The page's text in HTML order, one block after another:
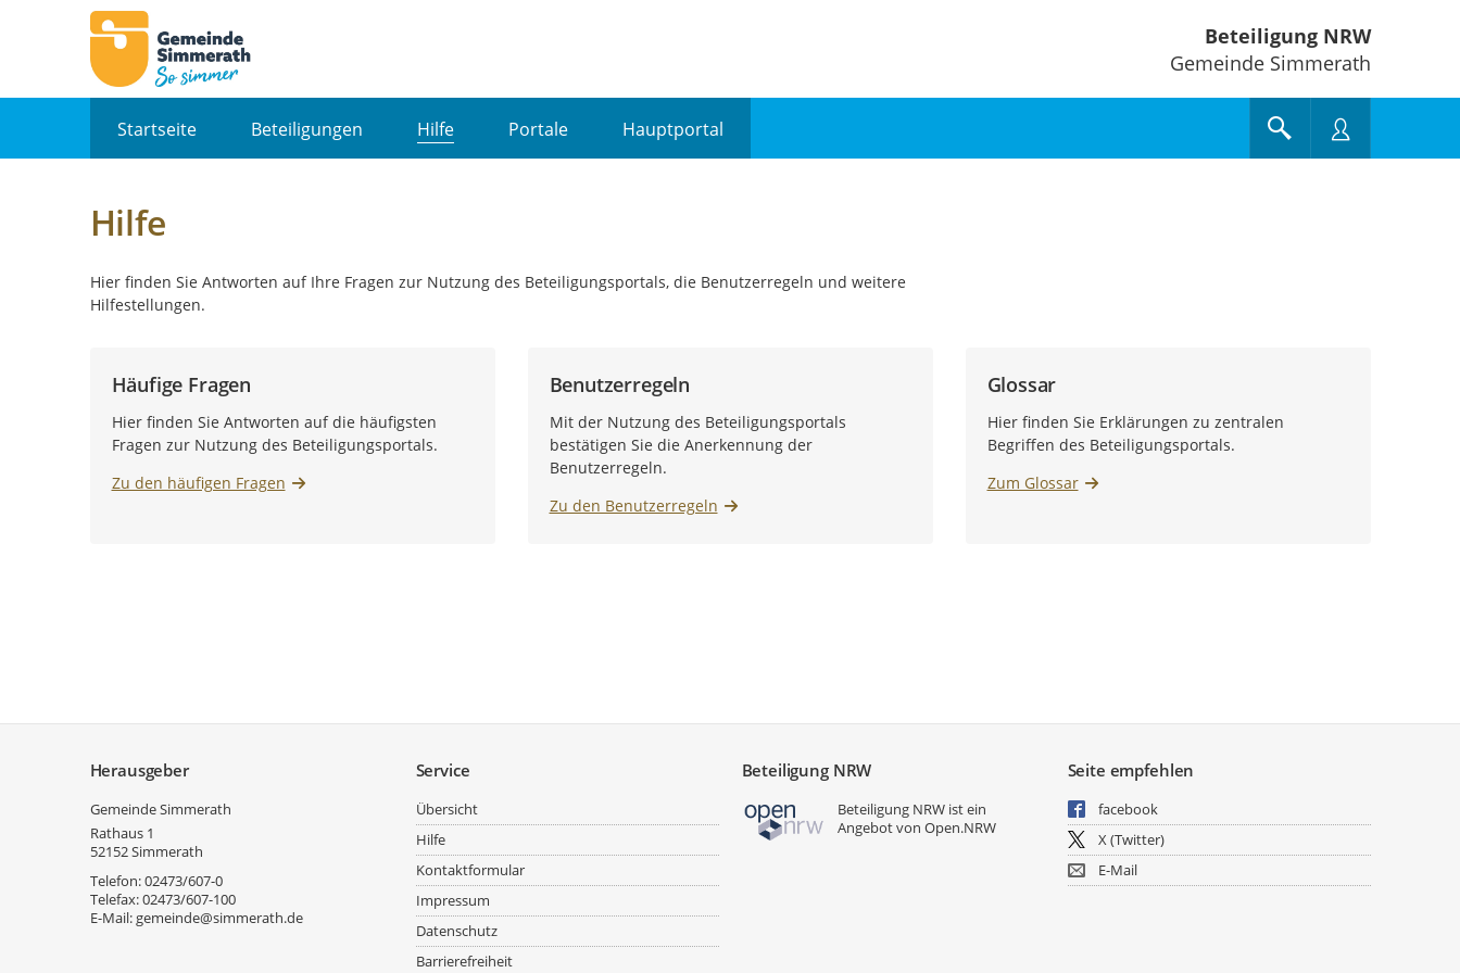
Beteiligung NRW
Gemeinde Simmerath
Startseite Beteiligungen Hilfe Portale Hauptportal
Hilfe
Hier finden Sie Antworten auf Ihre Fragen zur Nutzung des Beteiligungsportals, die Benutzerregeln und weitere
Hilfestellungen.
Häufige Fragen
Hier finden Sie Antworten auf die häufigsten
Fragen zur Nutzung des Beteiligungsportals.
Zu den häufigen Fragen
Benutzerregeln
Mit der Nutzung des Beteiligungsportals
bestätigen Sie die Anerkennung der
Benutzerregeln.
Zu den Benutzerregeln
Glossar
Hier finden Sie Erklärungen zu zentralen
Begriffen des Beteiligungsportals.
Zum Glossar
Herausgeber
Gemeinde Simmerath
Rathaus 1
52152Simmerath
Telefon:02473/607-0
Telefax:02473/607-100
E-Mail:gemeinde@simmerath.de
Service
Übersicht
Hilfe
Kontaktformular
Impressum
Datenschutz
Barrierefreiheit
Beteiligung NRW
Beteiligung NRW ist ein
Angebot vonOpen.NRW
Seite empfehlen
facebook
X (Twitter)
E-Mail